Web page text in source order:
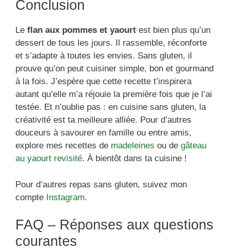
Conclusion
Le flan aux pommes et yaourt est bien plus qu’un
dessert de tous les jours. Il rassemble, réconforte
et s’adapte à toutes les envies. Sans gluten, il
prouve qu’on peut cuisiner simple, bon et gourmand
à la fois. J’espère que cette recette t’inspirera
autant qu’elle m’a réjouie la première fois que je l’ai
testée. Et n’oublie pas : en cuisine sans gluten, la
créativité est ta meilleure alliée. Pour d’autres
douceurs à savourer en famille ou entre amis,
explore mes recettes de madeleines ou de gâteau
au yaourt revisité. À bientôt dans ta cuisine !
Pour d’autres repas sans gluten, suivez mon
compte Instagram.
FAQ – Réponses aux questions
courantes